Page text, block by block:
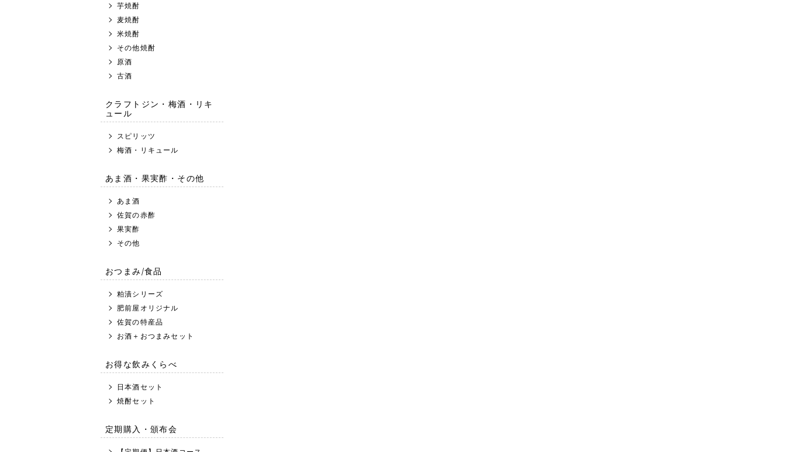
芋焼酎
麦焼酎
米焼酎
その他焼酎
原酒
古酒
クラフトジン・梅酒・リキ
ュール
スピリッツ
梅酒・リキュール
あま酒・果実酢・その他
あま酒
佐賀の赤酢
果実酢
その他
おつまみ/食品
粕漬シリーズ
肥前屋オリジナル
佐賀の特産品
お酒＋おつまみセット
お得な飲みくらべ
日本酒セット
焼酎セット
定期購入・頒布会